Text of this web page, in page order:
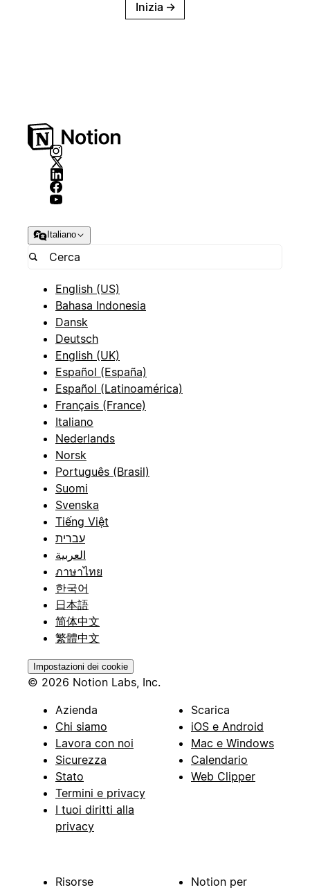
Inizia →
Italiano
English (US)
Bahasa Indonesia
Dansk
Deutsch
English (UK)
Español (España)
Español (Latinoamérica)
Français (France)
Italiano
Nederlands
Norsk
Português (Brasil)
Suomi
Svenska
Tiếng Việt
עברית
العربية
ภาษาไทย
한국어
日本語
简体中文
繁體中文
Impostazioni dei cookie
© 2026 Notion Labs, Inc.
Azienda
Chi siamo
Lavora con noi
Sicurezza
Stato
Termini e privacy
I tuoi diritti alla
privacy
Scarica
iOS e Android
Mac e Windows
Calendario
Web Clipper
Risorse
Notion per